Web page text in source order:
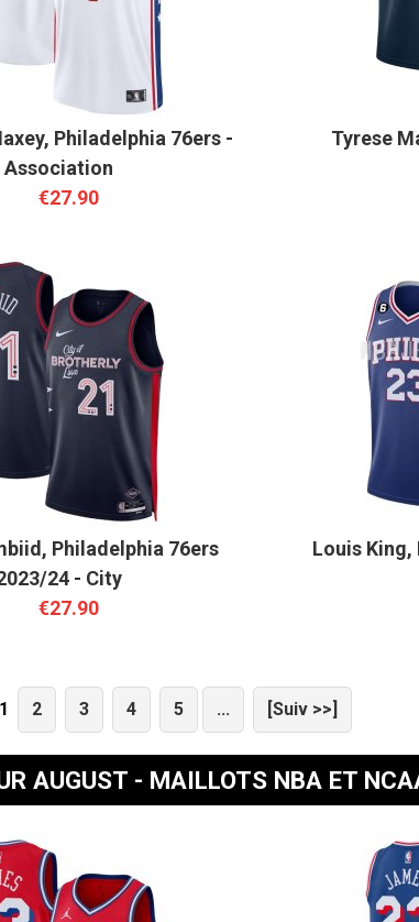
Philadelphia 76ers -
Association
€27.90
Tyrese
Philadelphia 76ers
24 - City
€27.90
Louis King,
1 2 3 4 5 ... [Suiv >>]
AUGUST - MAILLOTS NBA ET